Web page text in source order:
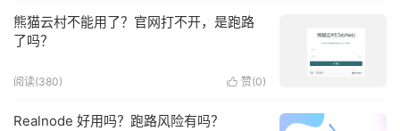
熊猫云村不能用了？官网打不开，是跑路
了吗？
 赞(0)
阅读(380)
Realnode 好用吗？跑路风险有吗？